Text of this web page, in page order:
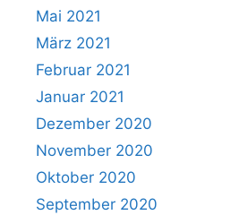
Mai 2021
März 2021
Februar 2021
Januar 2021
Dezember 2020
November 2020
Oktober 2020
September 2020